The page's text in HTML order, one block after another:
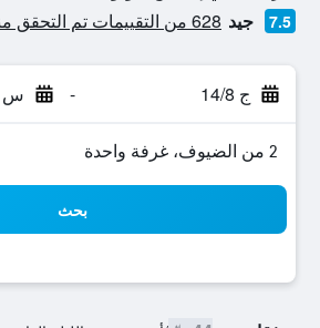
7.5 جيد 628 من التقييمات تم التحقق منها
ج 14/8 - س 15/8
2 من الضيوف، غرفة واحدة
بحث